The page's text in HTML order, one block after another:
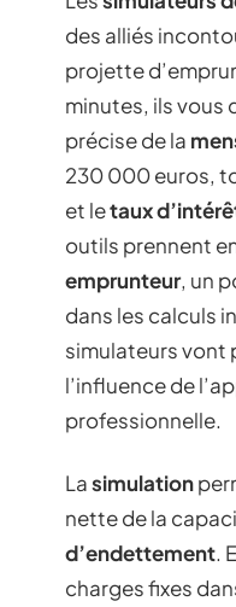
des alliés
projette
minutes, ils vous
précise de la
230 000 euros,
et letaux
outils prennent
emprunteur, un
dans les calculs
simulateurs vont
l’influence de
professionnelle.
Lasimulation
nette de la
d’endettement.
charges fixes